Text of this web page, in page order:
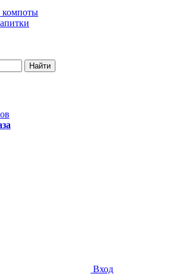
Найти
Вход